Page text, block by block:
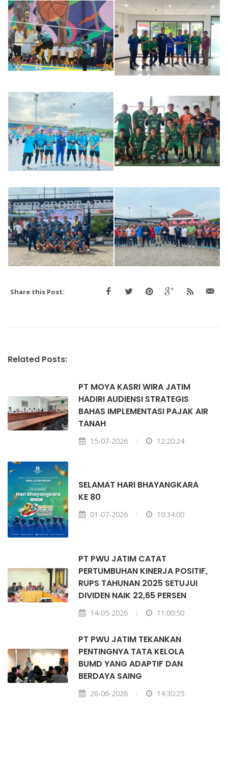
Share this Post:
Related Posts:
PT MOYA KASRI WIRA JATIM
HADIRI AUDIENSI STRATEGIS
BAHAS IMPLEMENTASI PAJAK AIR
TANAH
15-07-2026 12:20:24
SELAMAT HARI BHAYANGKARA
KE 80
01-07-2026 10:34:00
PT PWU JATIM CATAT
PERTUMBUHAN KINERJA POSITIF,
RUPS TAHUNAN 2025 SETUJUI
DIVIDEN NAIK 22,65 PERSEN
14-05-2026 11:00:50
PT PWU JATIM TEKANKAN
PENTINGNYA TATA KELOLA
BUMD YANG ADAPTIF DAN
BERDAYA SAING
26-06-2026 14:30:25